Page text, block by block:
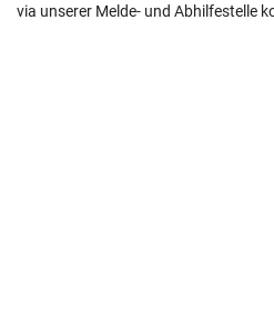
via unserer Melde- und Abhilfestelle